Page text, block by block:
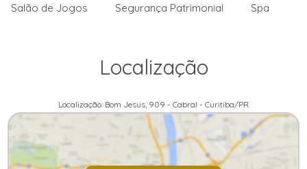
Salão de Jogos
Segurança Patrimonial Spa
Localização
Localização: Bom Jesus, 909 - Cabral - Curitiba/PR